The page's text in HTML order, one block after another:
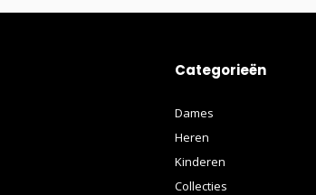
Categorieën
Dames
Heren
Kinderen
Collecties